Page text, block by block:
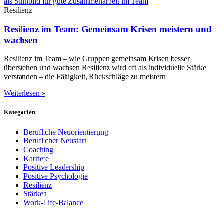
Resilienz
Resilienz im Team: Gemeinsam Krisen meistern und
wachsen
Resilienz im Team – wie Gruppen gemeinsam Krisen besser
überstehen und wachsen Resilienz wird oft als individuelle Stärke
verstanden – die Fähigkeit, Rückschläge zu meistern
Weiterlesen »
Kategorien
Berufliche Neuorientierung
Beruflicher Neustart
Coaching
Karriere
Positive Leadership
Positive Psychologie
Resilienz
Stärken
Work-Life-Balance